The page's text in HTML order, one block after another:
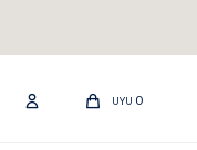
UYU 0